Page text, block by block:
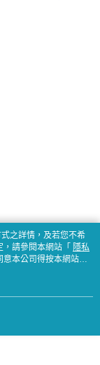
之詳情，及若您不希
請參閱本網站「 隱私
意本公司得按本網站使